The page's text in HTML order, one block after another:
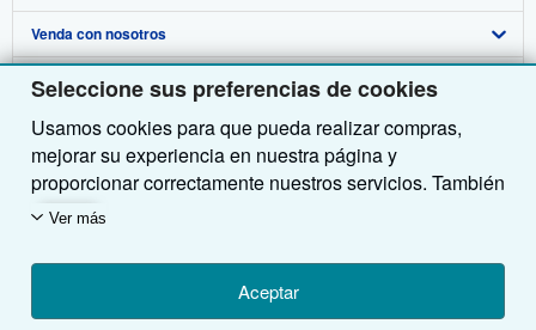
Seleccione sus preferencias de cookies
Usamos cookies para que pueda realizar compras,
mejorar su experiencia en nuestra página y
proporcionar correctamente nuestros servicios. También
utilizamos cookies para comprender el modo en que los
midiendo las visitas al sitio) y así poder realizar
mejoras. Si está de acuerdo, también utilizaremos
cookies de terceros para mostrar contenido relevante
Ver más
Aceptar
Búsqueda avanzada
Colecciones
Mi cuenta
Mis pedidos
Ver carrito
Venda con nosotros
Comenzar a vender
Únase a nuestro programa de afiliados
Recomiende un vendedor
Sobre nosotros
Sobre IberLibro
Medios
Empleo
Política de Privacidad
Obtener Ayuda
Preguntas frecuentes y guías
Atención al Cliente
Otras compañías de AbeBooks
AbeBooks.com
AbeBooks.co.uk
Siga a IberLibro